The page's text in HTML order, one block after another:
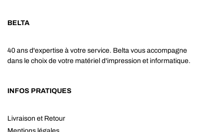
BELTA
40 ans d'expertise à votre service. Belta vous accompagne
dans le choix de votre matériel d'impression et informatique.
INFOS PRATIQUES
Livraison et Retour